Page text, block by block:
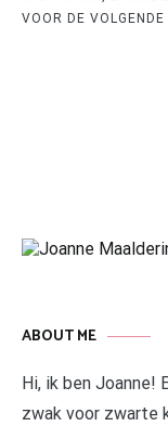
VOOR DE
ABOUT ME
Hi, ik ben
zwak voor zwarte